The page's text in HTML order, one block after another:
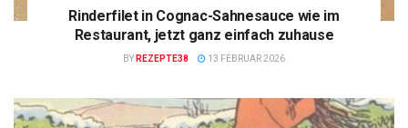
Rinderfilet in Cognac-Sahnesauce wie im
Restaurant, jetzt ganz einfach zuhause
BY REZEPTE38 13 FEBRUAR 2026